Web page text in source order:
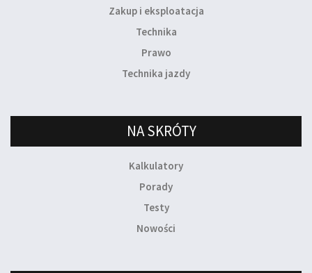
Zakup i eksploatacja
Technika
Prawo
Technika jazdy
NA SKRÓTY
Kalkulatory
Porady
Testy
Nowości